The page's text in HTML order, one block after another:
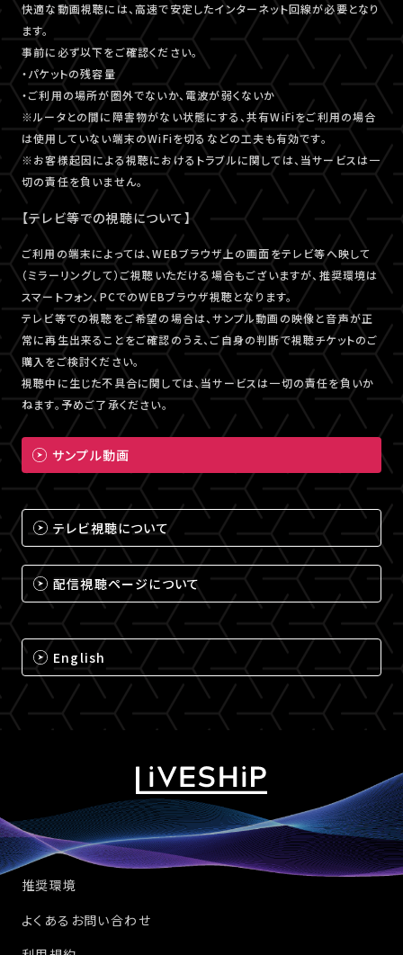
快適な動画視聴には、高速で安定したインターネット回線が必要となり
ます。
事前に必ず以下をご確認ください。
・パケットの残容量
・ご利用の場所が圏外でないか、電波が弱くないか
※ルータとの間に障害物がない状態にする、共有WiFiをご利用の場合
は使用していない端末のWiFiを切るなどの工夫も有効です。
※お客様起因による視聴におけるトラブルに関しては、当サービスは一
切の責任を負いません。
【テレビ等での視聴について】
ご利用の端末によっては、WEBブラウザ上の画面をテレビ等へ映して
（ミラーリングして）ご視聴いただける場合もございますが、推奨環境は
スマートフォン、PCでのWEBブラウザ視聴となります。
テレビ等での視聴をご希望の場合は、サンプル動画の映像と音声が正
常に再生出来ることをご確認のうえ、ご自身の判断で視聴チケットのご
購入をご検討ください。
視聴中に生じた不具合に関しては、当サービスは一切の責任を負いか
ねます。予めご了承ください。
サンプル動画
テレビ視聴について
配信視聴ページについて
English
推奨環境
よくあるお問い合わせ